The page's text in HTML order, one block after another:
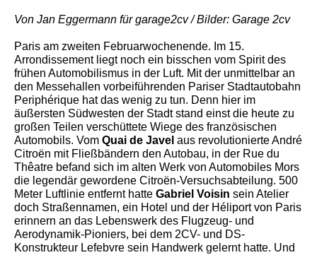
Von Jan Eggermann für garage2cv / Bilder: Garage 2cv
Paris am zweiten Februarwochenende. Im 15.
Arrondissement liegt noch ein bisschen vom Spirit des
frühen Automobilismus in der Luft. Mit der unmittelbar an
den Messehallen vorbeiführenden Pariser Stadtautobahn
Periphérique hat das wenig zu tun. Denn hier im
äußersten Südwesten der Stadt stand einst die heute zu
großen Teilen verschüttete Wiege des französischen
Automobils. Vom Quai de Javel aus revolutionierte André
Citroën mit Fließbändern den Autobau, in der Rue du
Thêatre befand sich im alten Werk von Automobiles Mors
die legendär gewordene Citroën-Versuchsabteilung. 500
Meter Luftlinie entfernt hatte Gabriel Voisin sein Atelier
doch Straßennamen, ein Hotel und der Héliport von Paris
erinnern an das Lebenswerk des Flugzeug- und
Aerodynamik-Pioniers, bei dem 2CV- und DS-
Konstrukteur Lefebvre sein Handwerk gelernt hatte. Und